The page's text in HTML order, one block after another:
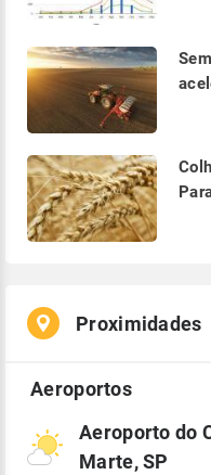
Proximidades
Aeroporto do
Marte, SP